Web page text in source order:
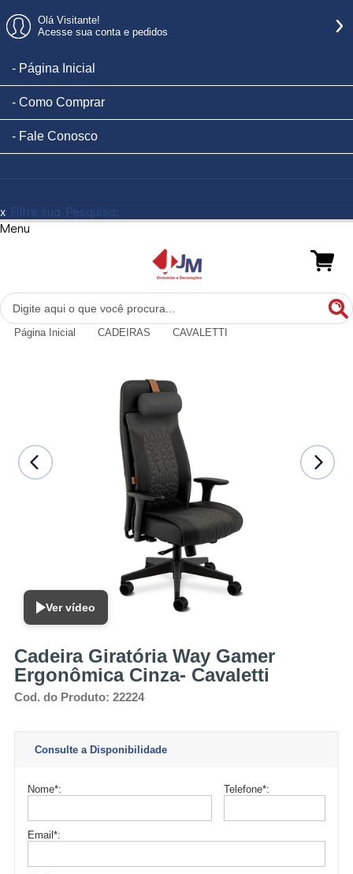
Olá Visitante!
Acesse sua conta e pedidos
Página Inicial
Como Comprar
Fale Conosco
x Filtre sua Pesquisa:
Menu
Página Inicial CADEIRAS CAVALETTI
Ver vídeo
Cadeira Giratória Way Gamer
Ergonômica Cinza- Cavaletti
Cod. do Produto: 22224
Consulte a Disponibilidade
Nome*: Telefone*:
Email *:
Disponibilidade
de
Produto
r
o
d
u
i
s
p
o
C
o
o
p
r
a
v
a